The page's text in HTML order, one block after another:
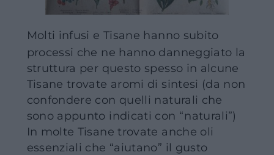
Molti infusi e Tisane hanno subito
processi che ne hanno danneggiato la
struttura per questo spesso in alcune
Tisane trovate aromi di sintesi (da non
confondere con quelli naturali che
sono appunto indicati con “naturali”)
In molte Tisane trovate anche oli
essenziali che “aiutano” il gusto